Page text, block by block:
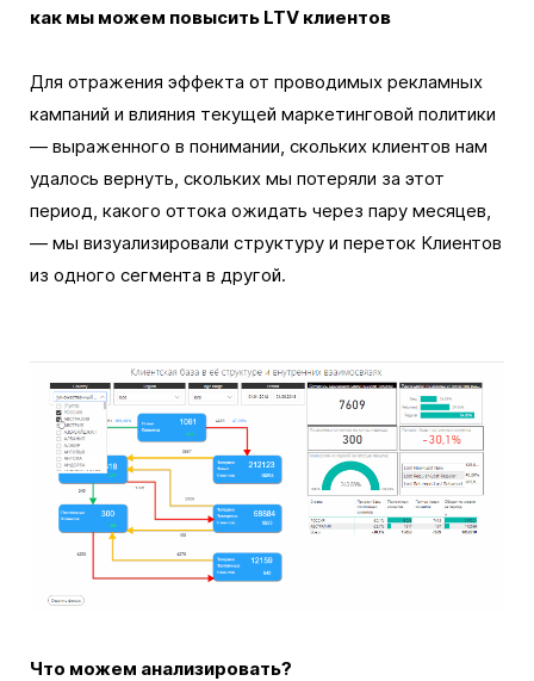
как мы можем повысить LTV клиентов
Для отражения эффекта от проводимых рекламных
кампаний и влияния текущей маркетинговой политики
— выраженного в понимании, скольких клиентов нам
удалось вернуть, скольких мы потеряли за этот
период, какого оттока ожидать через пару месяцев,
— мы визуализировали структуру и переток Клиентов
из одного сегмента в другой.
Что можем анализировать?